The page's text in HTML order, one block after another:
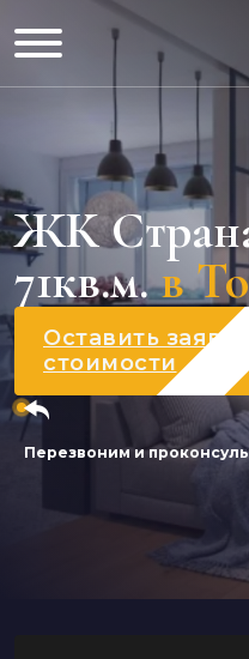
ЖК
71кв.м.в
Оставить
стоимости
Перезвоним и